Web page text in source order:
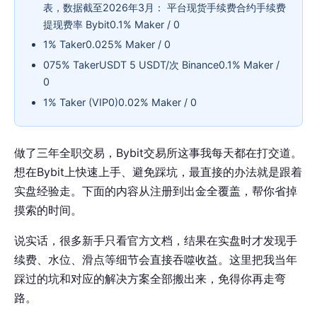
表，数据截至2026年3月： 平台现货手续费合约手续费
提现费率 Bybit0.1% Maker / 0
1% Taker0.025% Maker / 0
075% TakerUSDT 5 USDT/次 Binance0.1% Maker /
0
1% Taker (VIP0)0.02% Maker / 0
做了三年全职交易，Bybit交易所这事我每天都在打交道。
想在Bybit上快速上手、避免踩坑，最直接的办法就是跟着
实盘经验走。下面的内容从注册到出金全覆盖，帮你省掉
摸索的时间。
说实话，很多新手只看官方文档，结果在实盘时才发现手
续费、水位、滑点等细节会直接吞噬收益。这里把我当年
踩过的坑和对应的解决方案全部搬出来，免得你再走弯
路。